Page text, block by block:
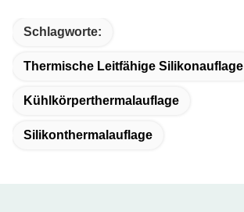
Schlagworte:
Thermische Leitfähige Silikonauflage
Kühlkörperthermalauflage
Silikonthermalauflage